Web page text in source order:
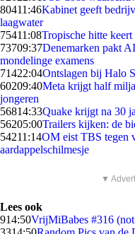
80411:46Kabinet geeft
laagwater
75411:08Tropische hitte
73709:37Denemarken pakt
mondelinge examens
71422:04Ontslagen bij Halo
60209:40Meta krijgt half
jongeren
56814:33Quake krijgt na 30
56205:00Trailers kijken: de
54211:14OM eist TBS tegen
aardappelschilmesje
▼
Lees ook
914:50VrijMiBabes #316